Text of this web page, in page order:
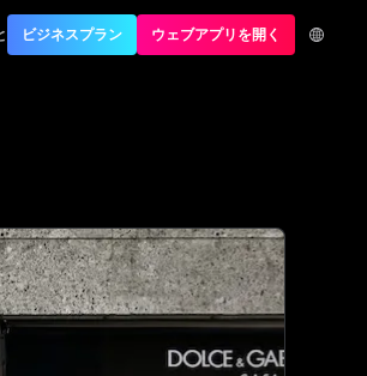
Authentication
ビジネスプラン ウェブアプリを開く